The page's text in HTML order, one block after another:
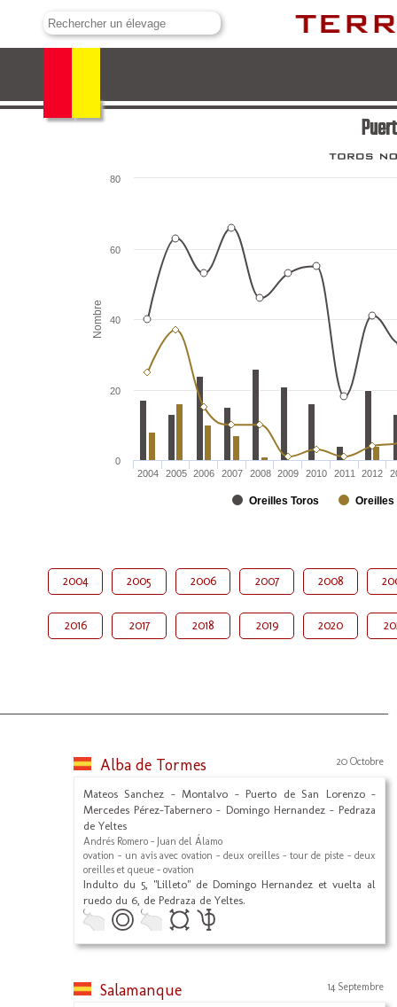
Nombre
Oreilles Toros Oreilles
2004 2005 2006 2007 2008 2009 2010 2011 2012
0
20
40
60
80
2004 2005 2006 2007 2008
2016 2017 2018 2019 2020
Alba de Tormes 20 Octobre
Mateos Sanchez - Montalvo - Puerto de San Lorenzo -
Mercedes Pérez-Tabernero - Domingo Hernandez - Pedraza
de Yeltes
Andrés Romero - Juan del Álamo
ovation - un avis avec ovation - deux oreilles - tour de piste - deux
oreilles et queue - ovation
Indulto du 5, "Lilleto" de Domingo Hernandez et vuelta al
ruedo du 6, de Pedraza de Yeltes.
Salamanque 14 Septembre